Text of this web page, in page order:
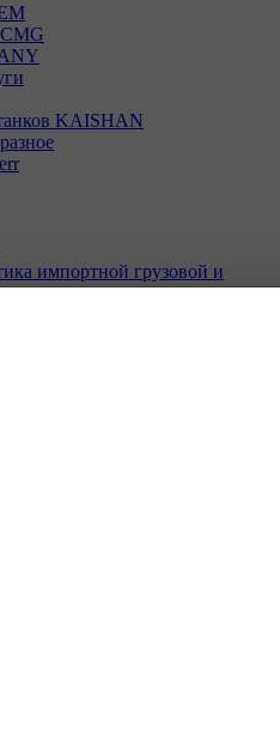
KAISHAN
импортной грузовой и
техники.